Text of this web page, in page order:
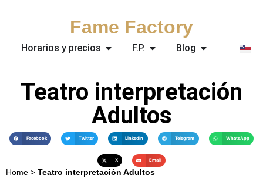
Fame Factory
Horarios y precios F.P. Blog
Teatro interpretación
Adultos
Facebook Twitter LinkedIn Telegram WhatsApp
X Email
Home > Teatro interpretación Adultos